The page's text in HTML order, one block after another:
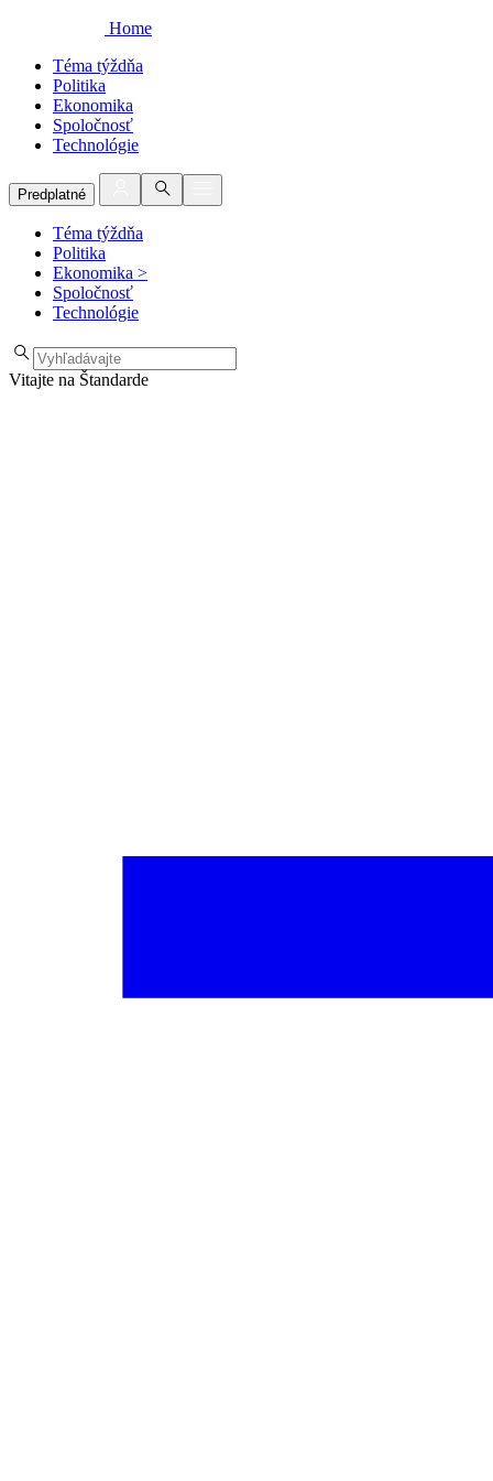
Home
Téma týždňa
Politika
Ekonomika
Spoločnosť
Technológie
Predplatné
Téma týždňa
Politika
Ekonomika >
Spoločnosť
Technológie
Vitajte na Štandarde